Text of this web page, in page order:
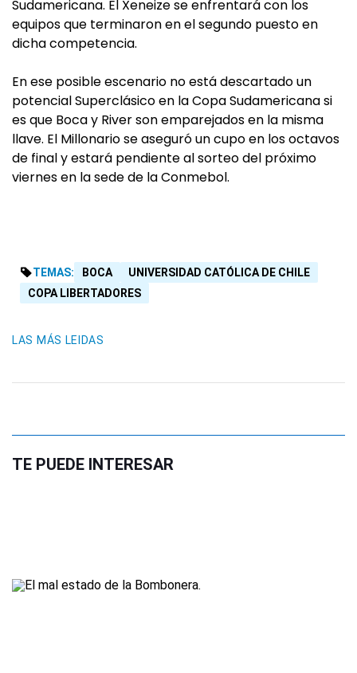
Sudamericana. El Xeneize se enfrentará con los
equipos que terminaron en el segundo puesto en
dicha competencia.
En ese posible escenario no está descartado un
potencial Superclásico en la Copa Sudamericana si
es que Boca y River son emparejados en la misma
llave. El Millonario se aseguró un cupo en los octavos
de final y estará pendiente al sorteo del próximo
viernes en la sede de la Conmebol.
TEMAS: BOCA
UNIVERSIDAD CATÓLICA DE CHILE
COPA LIBERTADORES
LAS MÁS LEIDAS
TE PUEDE INTERESAR